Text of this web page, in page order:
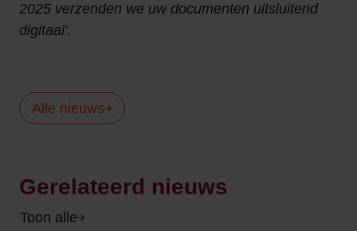
2025 verzenden we uw documenten uitsluitend
digitaal’.
Alle nieuws
Gerelateerd nieuws
Toon alle